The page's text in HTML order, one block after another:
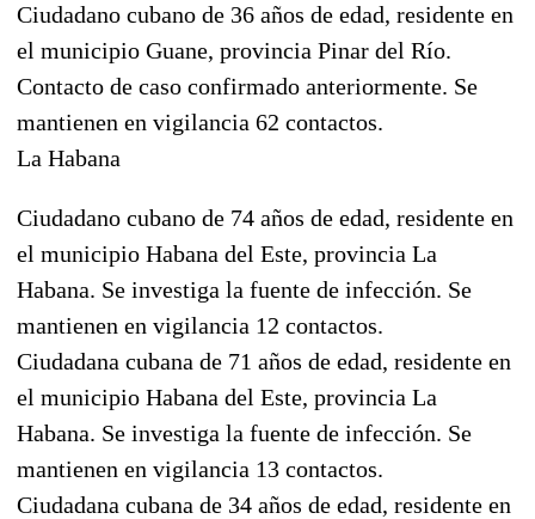
Ciudadano cubano de 36 años de edad, residente en
el municipio Guane, provincia Pinar del Río.
Contacto de caso confirmado anteriormente. Se
mantienen en vigilancia 62 contactos.
La Habana
Ciudadano cubano de 74 años de edad, residente en
el municipio Habana del Este, provincia La
Habana. Se investiga la fuente de infección. Se
mantienen en vigilancia 12 contactos.
Ciudadana cubana de 71 años de edad, residente en
el municipio Habana del Este, provincia La
Habana. Se investiga la fuente de infección. Se
mantienen en vigilancia 13 contactos.
Ciudadana cubana de 34 años de edad, residente en